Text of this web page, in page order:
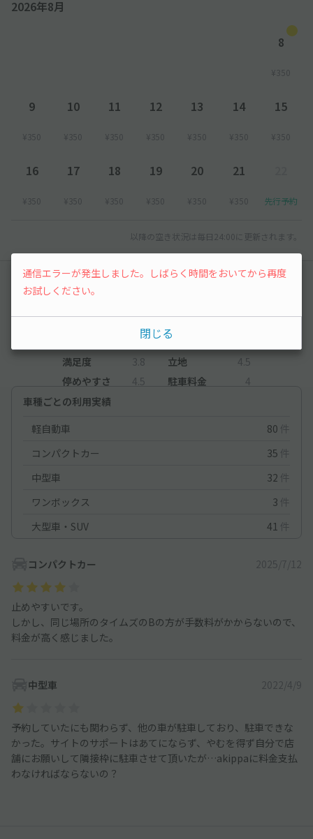
2026年8月
8
¥350
9
¥350
10
¥350
11
¥350
12
¥350
13
¥350
14
¥350
15
¥350
16
¥350
17
¥350
18
¥350
19
¥350
20
¥350
21
¥350 先行予約
以降の空き状況は毎日24:00に更新されます。
レビュー
3.8
満足度 3.8 立地
4.5
停めやすさ
4.5 駐車料金
4
車種ごとの利用実績
軽自動車
80 件
コンパクトカー
35 件
中型車
32 件
ワンボックス
3 件
大型車・SUV
41 件
コンパクトカー 2025/7/12
止めやすいです。
しかし、同じ場所のタイムズのBの方が手数料がかからないので、
料金が高く感じました。
中型車 2022/4/9
予約していたにも関わらず、他の車が駐車しており、駐車できな
かった。サイトのサポートはあてにならず、やむを得ず自分で店
舗にお願いして隣接枠に駐車させて頂いたが…akippaに料金支払
わなければならないの？
通信エラーが発生しました。しばらく時間をおいてから再度
お試しください。
閉じる